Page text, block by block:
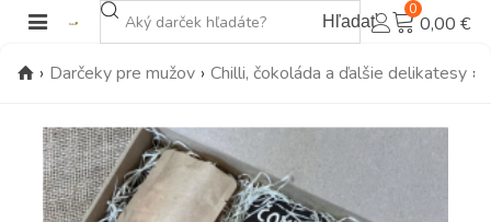
Hľadať
0
0,00 €
› Darčeky pre mužov › Chilli, čokoláda a ďalšie delikatesy ›